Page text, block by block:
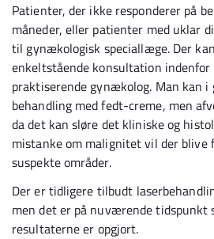
Patienter, der ikke responderer på
måneder, eller patienter med uklar
til gynækologisk speciallæge. Der
enkeltstående konsultation indenfor
praktiserende gynækolog. Man kan
behandling med fedt-creme, men
da det kan sløre det kliniske og
mistanke om malignitet vil der blive
suspekte områder.
Der er tidligere tilbudt
men det er på nuværende tidspunkt
resultaterne er opgjort.